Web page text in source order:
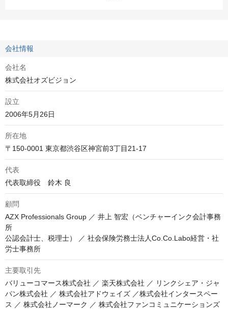
会社情報
会社名
株式会社オズビジョン
設立
2006年5月26日
所在地
代表
代表取締役　鈴木 良
顧問
AZX Professionals Group ／ 井上 智宏（ベンチャーインク会計事務
所
公認会計士、税理士） ／ 社会保険労務士法人Co.Co.Labo経営・社
労士事務所
主要取引先
バリューコマース株式会社 ／ 楽天株式会社 ／ リンクシェア・ジャ
パン株式会社 ／ 株式会社アドウェイズ ／株式会社インタースペー
ス ／ 株式会社ノーマーク ／ 株式会社ファンコミュニケーションズ